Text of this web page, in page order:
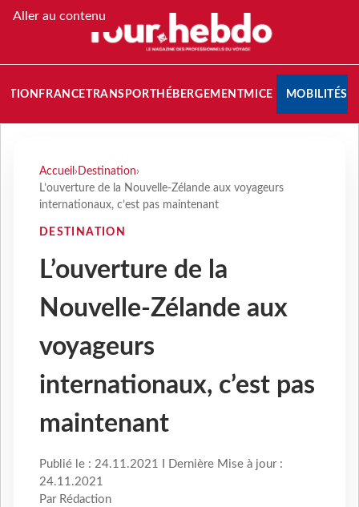
Aller au contenu
FRANCETRANSPORT HÉBERGEMENTMICE MOBILITÉS
Accueil › Destination›
L’ouverture de la Nouvelle-Zélande aux voyageurs
internationaux, c’est pas maintenant
DESTINATION
L’ouverture de la
Nouvelle-Zélande aux
voyageurs
internationaux, c’est pas
maintenant
Publié le : 24.11.2021 I Dernière Mise à jour :
24.11.2021
Par Rédaction